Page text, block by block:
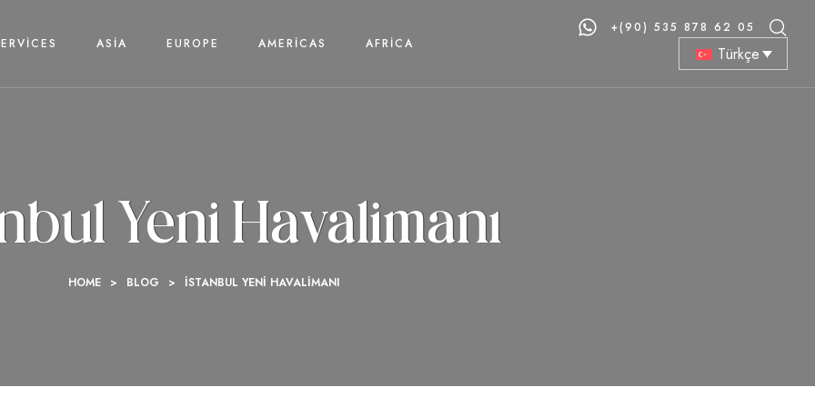
ASIA EUROPE AMERICAS AFRICA
+(90) 535 878 62 05
Türkçe
Yeni Havalimanı
HOME > BLOG > İSTANBUL YENI HAVALIMANI